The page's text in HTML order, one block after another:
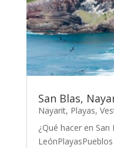
San Blas,
Nayarit, Playas,
¿Qué hacer en San